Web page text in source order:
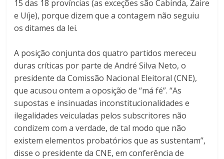
15 das 18 províncias (as exceções são Cabinda, Zaire
e Uíje), porque dizem que a contagem não seguiu
os ditames da lei.
A posição conjunta dos quatro partidos mereceu
duras críticas por parte de André Silva Neto, o
presidente da Comissão Nacional Eleitoral (CNE),
que acusou ontem a oposição de “má fé”. “As
supostas e insinuadas inconstitucionalidades e
ilegalidades veiculadas pelos subscritores não
condizem com a verdade, de tal modo que não
existem elementos probatórios que as sustentam”,
disse o presidente da CNE, em conferência de